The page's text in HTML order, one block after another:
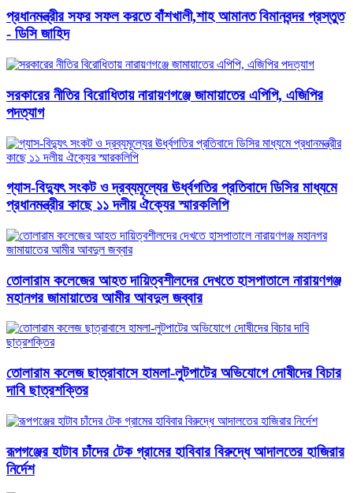
প্রধানমন্ত্রীর সফর সফল করতে বাঁশখালী,শাহ আমানত বিমানবন্দর প্রস্তুত
- ডিসি জাহিদ
সরকারের নীতির বিরোধিতায় নারায়ণগঞ্জে জামায়াতের এপিপি, এজিপির
পদত্যাগ
গ্যাস-বিদ্যুৎ সংকট ও দ্রব্যমূল্যের ঊর্ধ্বগতির প্রতিবাদে ডিসির মাধ্যমে
প্রধানমন্ত্রীর কাছে ১১ দলীয় ঐক্যের স্মারকলিপি
তোলারাম কলেজের আহত দায়িত্বশীলদের দেখতে হাসপাতালে নারায়ণগঞ্জ
মহানগর জামায়াতের আমীর আবদুল জব্বার
তোলারাম কলেজ ছাত্রাবাসে হামলা-লুটপাটের অভিযোগে দোষীদের বিচার
দাবি ছাত্রশক্তির
রূপগঞ্জের হাটাব চাঁদের টেক গ্রামের হাবিবার বিরুদ্ধে আদালতের হাজিরার
নির্দেশ